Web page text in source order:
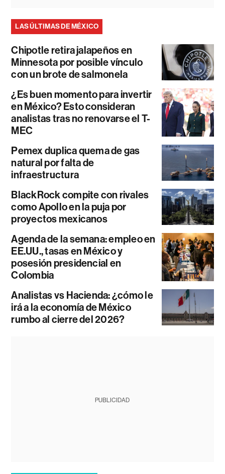
LAS ÚLTIMAS DE MÉXICO
Chipotle retira jalapeños en
Minnesota por posible vínculo
con un brote de salmonela
¿Es buen momento para invertir
en México? Esto consideran
analistas tras no renovarse el T-
MEC
Pemex duplica quema de gas
natural por falta de
infraestructura
BlackRock compite con rivales
como Apollo en la puja por
proyectos mexicanos
Agenda de la semana: empleo en
EE.UU., tasas en México y
posesión presidencial en
Colombia
Analistas vs Hacienda: ¿cómo le
irá a la economía de México
rumbo al cierre del 2026?
PUBLICIDAD